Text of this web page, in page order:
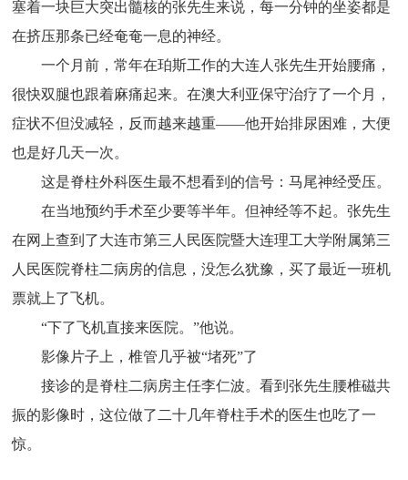
塞着一块巨大突出髓核的张先生来说，每一分钟的坐姿都是
在挤压那条已经奄奄一息的神经。
一个月前，常年在珀斯工作的大连人张先生开始腰痛，
很快双腿也跟着麻痛起来。在澳大利亚保守治疗了一个月，
症状不但没减轻，反而越来越重——他开始排尿困难，大便
也是好几天一次。
这是脊柱外科医生最不想看到的信号：马尾神经受压。
在当地预约手术至少要等半年。但神经等不起。张先生
在网上查到了大连市第三人民医院暨大连理工大学附属第三
人民医院脊柱二病房的信息，没怎么犹豫，买了最近一班机
票就上了飞机。
“下了飞机直接来医院。”他说。
影像片子上，椎管几乎被“堵死”了
接诊的是脊柱二病房主任李仁波。看到张先生腰椎磁共
振的影像时，这位做了二十几年脊柱手术的医生也吃了一
惊。